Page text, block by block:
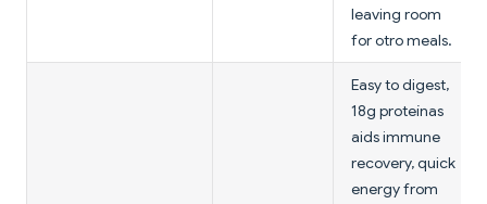
leaving room
for otro meals.
Easy to digest,
18g proteínas
aids immune
recovery, quick
energy from